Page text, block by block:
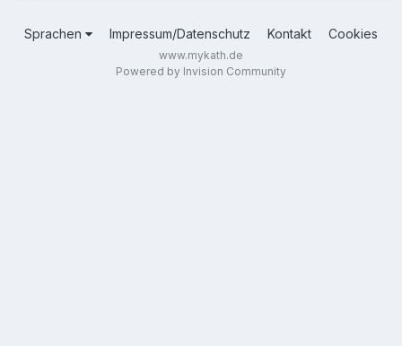
Sprachen Impressum/Datenschutz Kontakt Cookies
www.mykath.de
Powered by Invision Community